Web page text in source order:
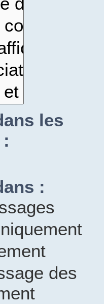
les
:
des